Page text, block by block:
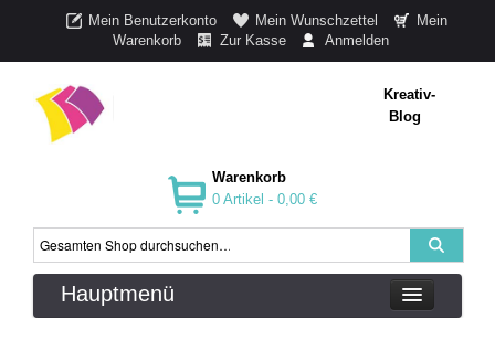
Mein Benutzerkonto Mein Wunschzettel
Mein
Warenkorb
Zur Kasse Anmelden
Kreativ-
Blog
Warenkorb
0 Artikel - 0,00 €
Hauptmenü